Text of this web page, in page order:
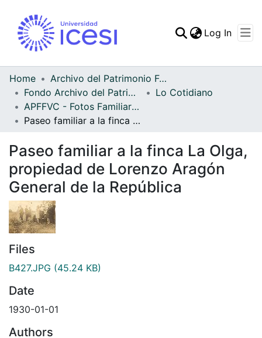
Statistics
Log In
Home
Archivo del Patrimonio Fotográfico y Fílmico del Valle del Cauca
Fondo Archivo del Patrimonio Fotográfico y Fílmico del Valle del Cauca
Lo Cotidiano
APFFVC - Fotos Familiares - Patrimonial
Paseo familiar a la finca La Olga, propiedad de Lorenzo Aragón General de la República
Paseo familiar a la finca La Olga,
propiedad de Lorenzo Aragón
General de la República
Files
B427.JPG (45.24 KB)
Date
1930-01-01
Authors